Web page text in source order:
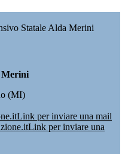
Statale Alda Merini
Merini
(MI)
Link per inviare una mail
Link per inviare una